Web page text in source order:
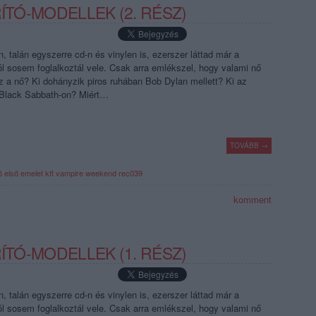
MODELLEK (2. RÉSZ)
talán egyszerre cd-n és vinylen is, ezerszer láttad már a
sosem foglalkoztál vele. Csak arra emlékszel, hogy valami nő
a nő? Ki dohányzik piros ruhában Bob Dylan mellett? Ki az
Sabbath-on? Miért…
TOVÁBB →
első emelet kftvampire weekend rec039
komment
MODELLEK (1. RÉSZ)
talán egyszerre cd-n és vinylen is, ezerszer láttad már a
sosem foglalkoztál vele. Csak arra emlékszel, hogy valami nő